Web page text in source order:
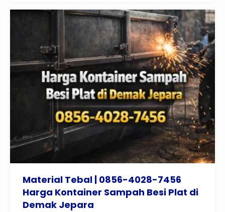
Material Tebal | 0856-4028-7456
Harga Kontainer Sampah Besi Plat di
Demak Jepara